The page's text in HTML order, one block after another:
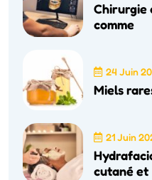
Chirurgie
comme
24 Juin
Miels
21 Juin
cutané et